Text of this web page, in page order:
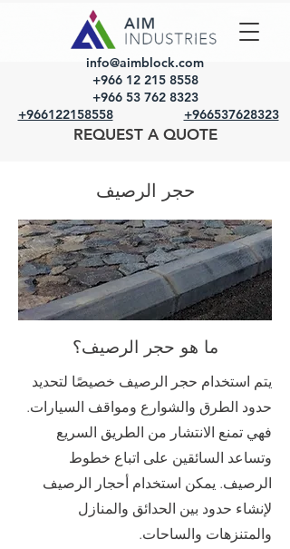
info@aimblock.com
+966 12 215 8558
+966 53 762 8323
+966122158558
+966537628323
REQUEST A QUOTE
حجر الرصيف
ما هو حجر الرصيف؟
يتم استخدام حجر الرصيف خصيصًا لتحديد
حدود الطرق والشوارع ومواقف السيارات.
فهي تمنع الانتشار من الطريق السريع
وتساعد السائقين على اتباع خطوط
الرصيف. يمكن استخدام أحجار الرصيف
لإنشاء حدود بين الحدائق والمنازل
والمتنزهات والساحات.